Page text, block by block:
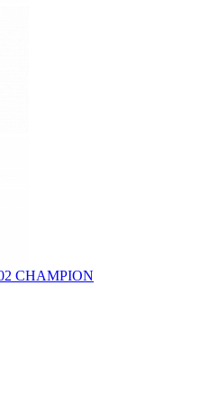
СHAMPION